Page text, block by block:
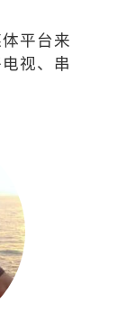
平台来
视、串